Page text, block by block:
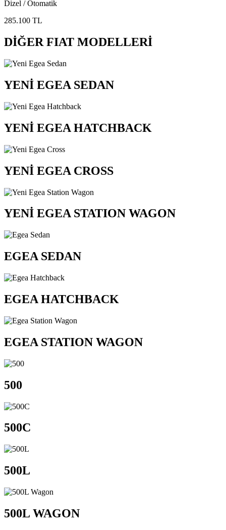
Dizel / Otomatik
285.100 TL
DİĞER FIAT MODELLERİ
YENİ EGEA SEDAN
YENİ EGEA HATCHBACK
YENİ EGEA CROSS
YENİ EGEA STATION WAGON
EGEA SEDAN
EGEA HATCHBACK
EGEA STATION WAGON
500
500C
500L
500L WAGON